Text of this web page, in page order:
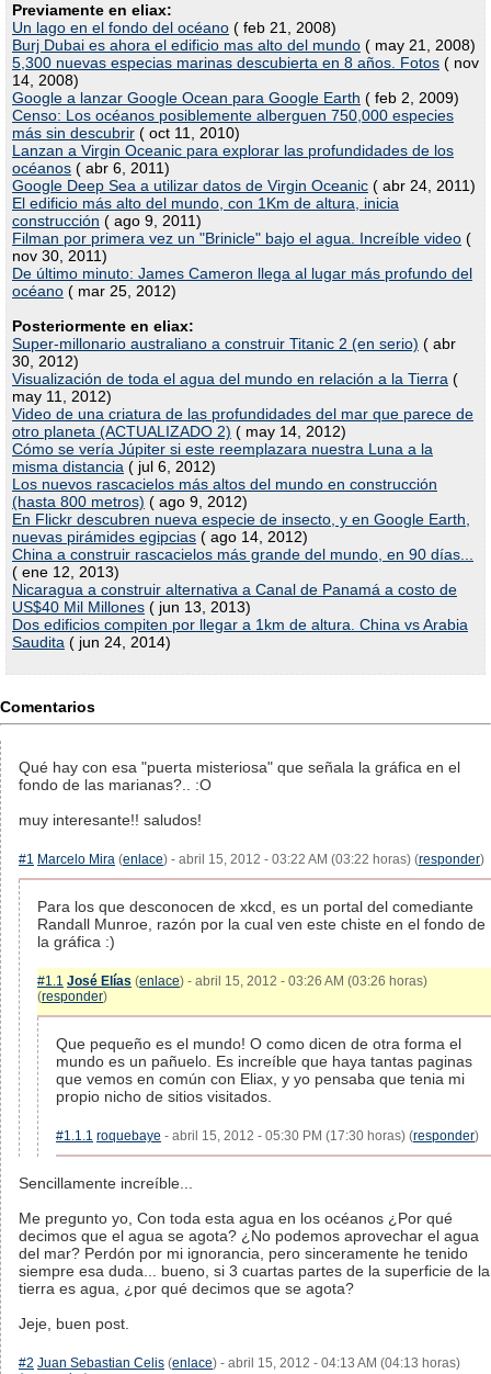
Previamente en eliax:
Un lago en el fondo del océano ( feb 21, 2008)
Burj Dubai es ahora el edificio mas alto del mundo ( may 21, 2008)
5,300 nuevas especias marinas descubierta en 8 años. Fotos ( nov
14, 2008)
Google a lanzar Google Ocean para Google Earth ( feb 2, 2009)
Censo: Los océanos posiblemente alberguen 750,000 especies
más sin descubrir ( oct 11, 2010)
Lanzan a Virgin Oceanic para explorar las profundidades de los
océanos ( abr 6, 2011)
Google Deep Sea a utilizar datos de Virgin Oceanic ( abr 24, 2011)
El edificio más alto del mundo, con 1Km de altura, inicia
construcción ( ago 9, 2011)
Filman por primera vez un "Brinicle" bajo el agua. Increíble video (
nov 30, 2011)
De último minuto: James Cameron llega al lugar más profundo del
océano ( mar 25, 2012)
Posteriormente en eliax:
Super-millonario australiano a construir Titanic 2 (en serio) ( abr
30, 2012)
Visualización de toda el agua del mundo en relación a la Tierra (
may 11, 2012)
Video de una criatura de las profundidades del mar que parece de
otro planeta (ACTUALIZADO 2) ( may 14, 2012)
Cómo se vería Júpiter si este reemplazara nuestra Luna a la
misma distancia ( jul 6, 2012)
Los nuevos rascacielos más altos del mundo en construcción
(hasta 800 metros) ( ago 9, 2012)
En Flickr descubren nueva especie de insecto, y en Google Earth,
nuevas pirámides egipcias ( ago 14, 2012)
China a construir rascacielos más grande del mundo, en 90 días...
( ene 12, 2013)
Nicaragua a construir alternativa a Canal de Panamá a costo de
US$40 Mil Millones ( jun 13, 2013)
Dos edificios compiten por llegar a 1km de altura. China vs Arabia
Saudita ( jun 24, 2014)
Comentarios
Qué hay con esa "puerta misteriosa" que señala la gráfica en el
fondo de las marianas?.. :O
muy interesante!! saludos!
#1 Marcelo Mira (enlace) - abril 15, 2012 - 03:22 AM (03:22 horas) (responder)
Para los que desconocen de xkcd, es un portal del comediante
Randall Munroe, razón por la cual ven este chiste en el fondo de
la gráfica :)
#1.1 José Elías (enlace) - abril 15, 2012 - 03:26 AM (03:26 horas)
(responder)
Que pequeño es el mundo! O como dicen de otra forma el
mundo es un pañuelo. Es increíble que haya tantas paginas
que vemos en común con Eliax, y yo pensaba que tenia mi
propio nicho de sitios visitados.
#1.1.1 roquebaye - abril 15, 2012 - 05:30 PM (17:30 horas) (responder)
Sencillamente increíble...
Me pregunto yo, Con toda esta agua en los océanos ¿Por qué
decimos que el agua se agota? ¿No podemos aprovechar el agua
del mar? Perdón por mi ignorancia, pero sinceramente he tenido
siempre esa duda... bueno, si 3 cuartas partes de la superficie de la
tierra es agua, ¿por qué decimos que se agota?
Jeje, buen post.
#2 Juan Sebastian Celis (enlace) - abril 15, 2012 - 04:13 AM (04:13 horas)